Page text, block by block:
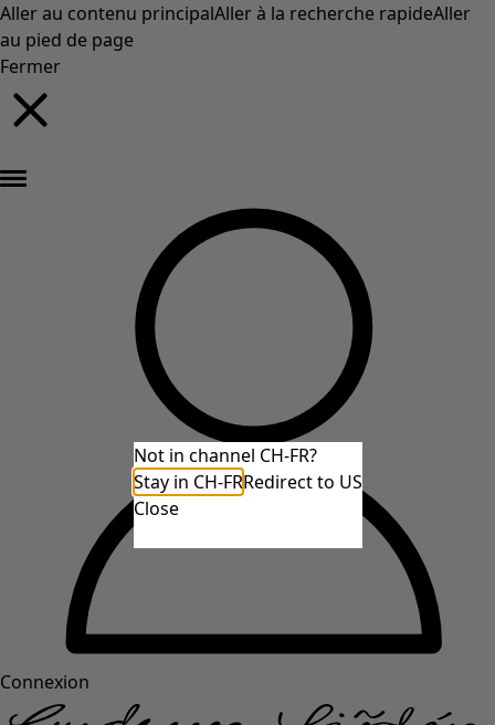
Aller au contenu principalAller à la recherche rapideAller
au pied de page
Fermer
Connexion
Not in channel CH-FR?
Stay in CH-FRRedirect to US
Close